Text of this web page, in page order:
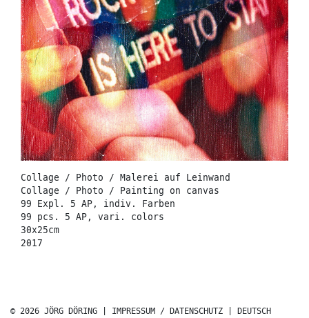
Collage / Photo / Malerei auf Leinwand
Collage / Photo / Painting on canvas
99 Expl. 5 AP, indiv. Farben
99 pcs. 5 AP, vari. colors
30x25cm
2017
© 2026 JÖRG DÖRING | IMPRESSUM / DATENSCHUTZ DEUTSCH